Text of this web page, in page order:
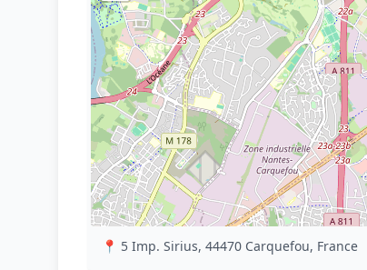
📍 5 Imp. Sirius, 44470 Carquefou, France